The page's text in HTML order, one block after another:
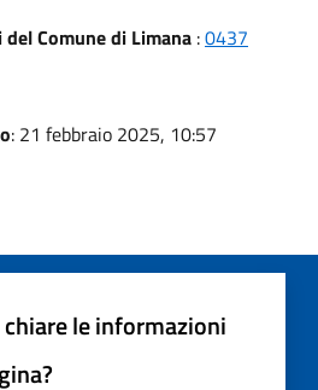
Comune di Limana :0437
: 21 febbraio 2025, 10:57
le informazioni